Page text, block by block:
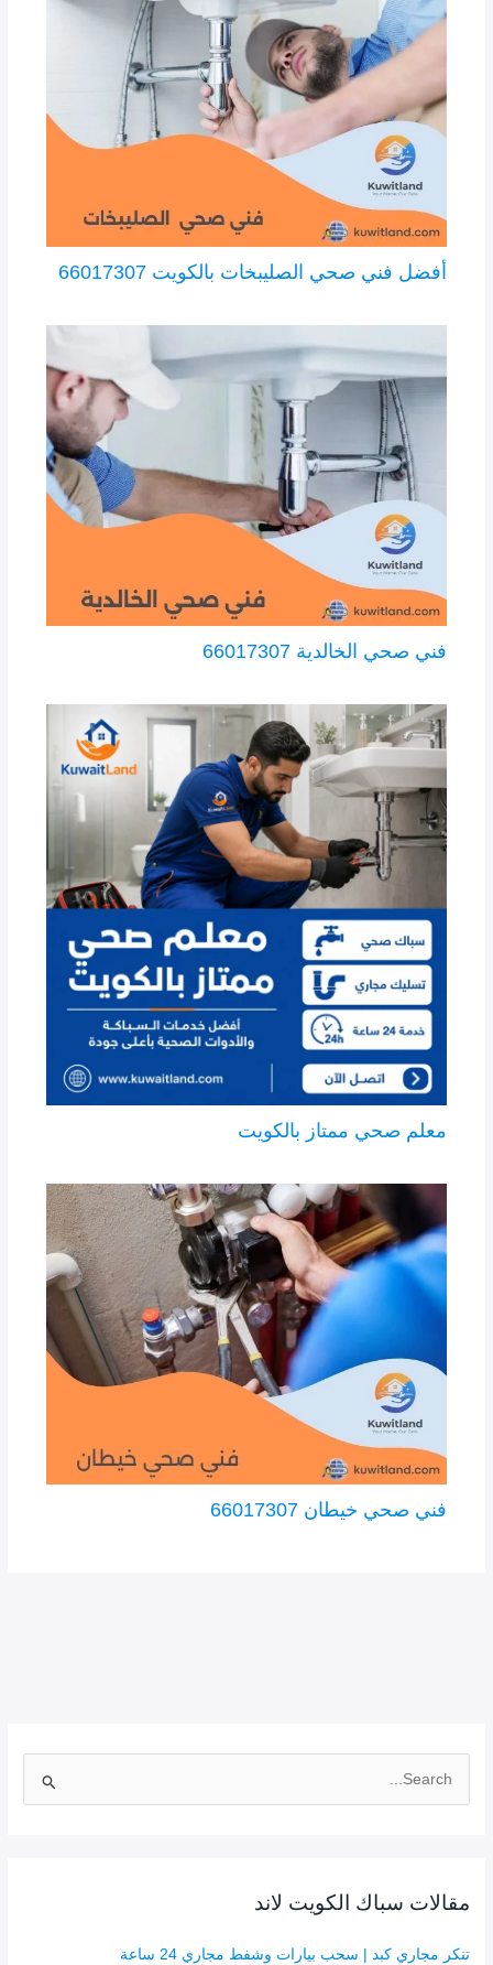
أفضل فني صحي الصليبخات بالكويت 66017307
فني صحي الخالدية 66017307
معلم صحي ممتاز بالكويت
فني صحي خيطان 66017307
ع
ن
مقالات سباك الكويت لاند
تنكر مجاري كبد | سحب بيارات وشفط مجاري 24 ساعة